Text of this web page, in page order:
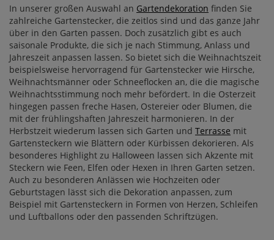
In unserer großen Auswahl an Gartendekoration finden Sie
zahlreiche Gartenstecker, die zeitlos sind und das ganze Jahr
über in den Garten passen. Doch zusätzlich gibt es auch
saisonale Produkte, die sich je nach Stimmung, Anlass und
Jahreszeit anpassen lassen. So bietet sich die Weihnachtszeit
beispielsweise hervorragend für Gartenstecker wie Hirsche,
Weihnachtsmänner oder Schneeflocken an, die die magische
Weihnachtsstimmung noch mehr befördert. In die Osterzeit
hingegen passen freche Hasen, Ostereier oder Blumen, die
mit der frühlingshaften Jahreszeit harmonieren. In der
Herbstzeit wiederum lassen sich Garten und Terrasse mit
Gartensteckern wie Blättern oder Kürbissen dekorieren. Als
besonderes Highlight zu Halloween lassen sich Akzente mit
Steckern wie Feen, Elfen oder Hexen in Ihren Garten setzen.
Auch zu besonderen Anlässen wie Hochzeiten oder
Geburtstagen lässt sich die Dekoration anpassen, zum
Beispiel mit Gartensteckern in Formen von Herzen, Schleifen
und Luftballons oder den passenden Schriftzügen.